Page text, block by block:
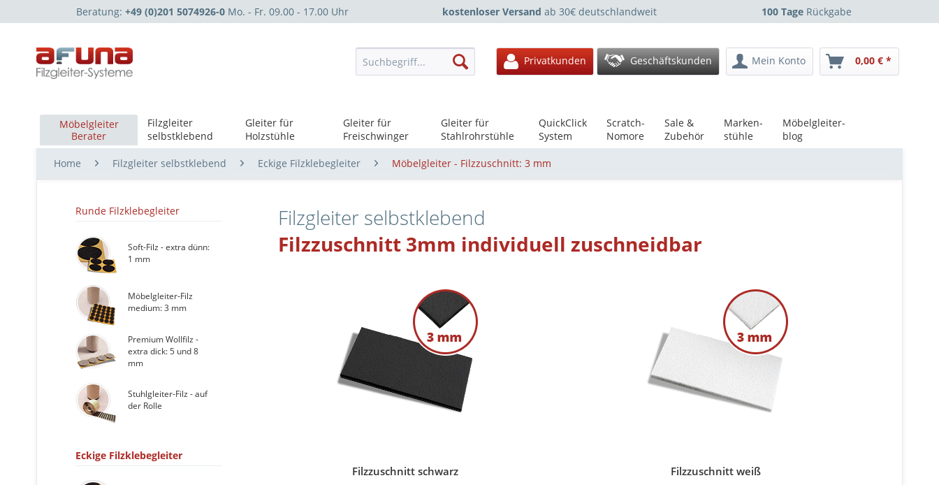
Beratung:+49 (0)201 5074926-0 Mo. - Fr. 09.00 - 17.00 Uhr kostenloser Versand ab 30€ deutschlandweit 100 Tage Rückgabe
Privatkunden Geschäftskunden Mein Konto 0,00 € *
Möbelgleiter
Berater
Filzgleiter
selbstklebend
Gleiter für
Holzstühle
Gleiter für
Freischwinger
Gleiter für
Stahlrohrstühle
QuickClick
System
Scratch-
Nomore
Sale &
Zubehör
Marken-
stühle
Möbelgleiter-
blog
Home Filzgleiter selbstklebend Eckige Filzklebegleiter Möbelgleiter - Filzzuschnitt: 3 mm
Runde Filzklebegleiter
Soft-Filz - extra dünn:
1 mm
Möbelgleiter-Filz
medium: 3 mm
Premium Wollfilz -
extra dick: 5 und 8
mm
Stuhlgleiter-Filz - auf
der Rolle
Eckige Filzklebegleiter
Filzgleiter selbstklebend
Filzzuschnitt 3mm individuell zuschneidbar
Filzzuschnitt schwarz Filzzuschnitt weiß